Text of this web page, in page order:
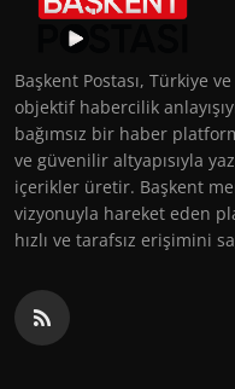
Başkent Postası, Türkiye
objektif habercilik
bağımsız bir haber
ve güvenilir altyapısıyla
içerikler üretir. Başkent
vizyonuyla hareket eden
hızlı ve tarafsız erişimini